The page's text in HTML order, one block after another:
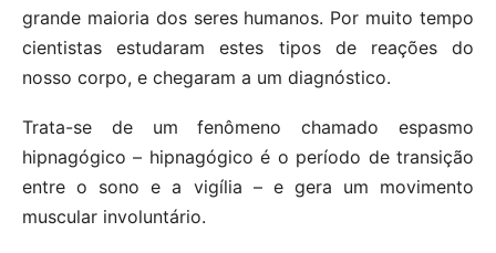
grande maioria dos seres humanos. Por muito tempo
cientistas estudaram estes tipos de reações do
nosso corpo, e chegaram a um diagnóstico.
Trata-se de um fenômeno chamado espasmo
hipnagógico – hipnagógico é o período de transição
entre o sono e a vigília – e gera um movimento
muscular involuntário.